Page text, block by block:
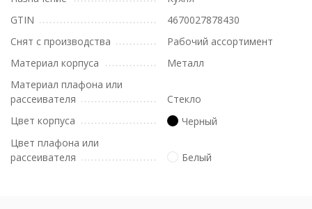
GTIN
4670027878430
Снят с производства
Рабочий ассортимент
Материал корпуса
Металл
Материал плафона или
рассеивателя
Стекло
Цвет корпуса
Черный
Цвет плафона или
рассеивателя
Белый